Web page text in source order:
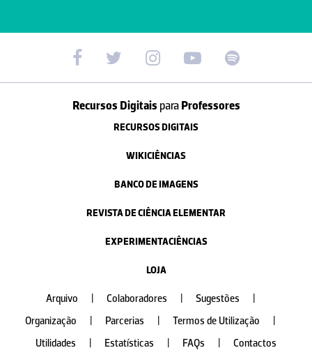
Recursos Digitais paraProfessores
RECURSOS DIGITAIS
WIKICIÊNCIAS
BANCO DE IMAGENS
REVISTA DE CIÊNCIA ELEMENTAR
EXPERIMENTACIÊNCIAS
LOJA
Arquivo Colaboradores Sugestões
Organização
Parcerias Termos de Utilização
Utilidades
Estatísticas FAQs Contactos